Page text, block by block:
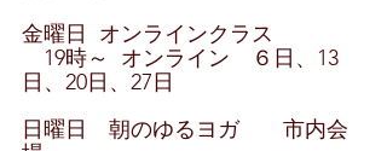
金曜日  オンラインクラス
19時～  オンライン　６日、13
日、20日、27日
日曜日　朝のゆるヨガ　　市内会